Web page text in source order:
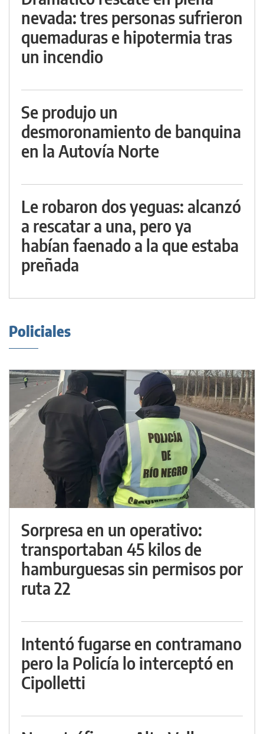
nevada: tres personas sufrieron
quemaduras e hipotermia tras
un incendio
Se produjo un
desmoronamiento de banquina
en la Autovía Norte
Le robaron dos yeguas: alcanzó
a rescatar a una, pero ya
habían faenado a la que estaba
preñada
Policiales
Sorpresa en un operativo:
transportaban 45 kilos de
hamburguesas sin permisos por
ruta 22
Intentó fugarse en contramano
pero la Policía lo interceptó en
Cipolletti